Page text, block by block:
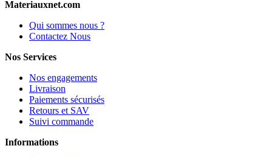
Materiauxnet.com
Qui sommes nous ?
Contactez Nous
Nos Services
Nos engagements
Livraison
Paiements sécurisés
Retours et SAV
Suivi commande
Informations